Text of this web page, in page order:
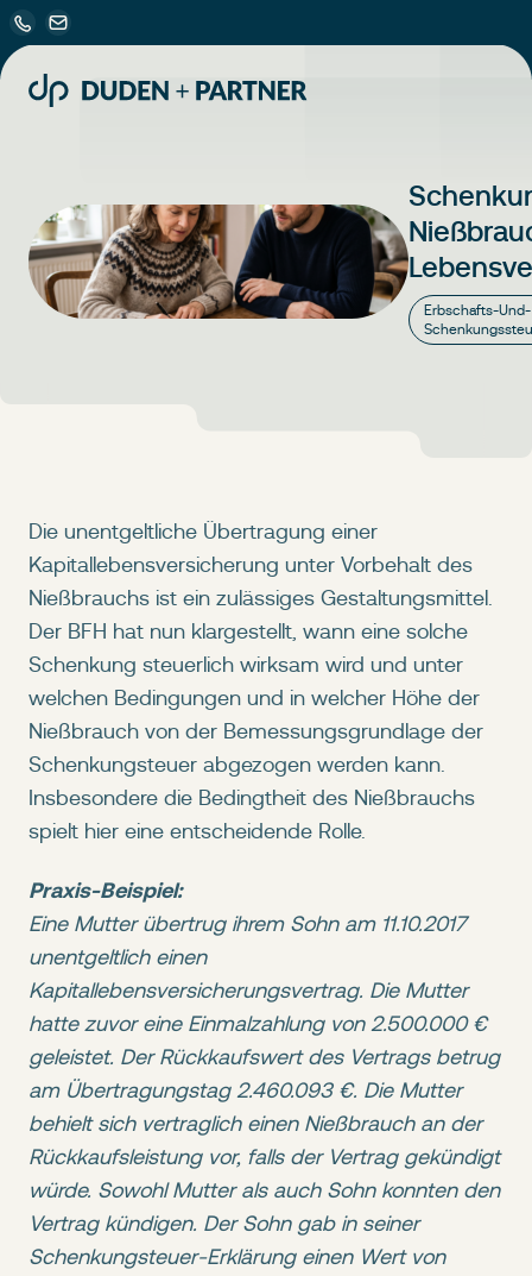
Erbschafts-Und-
Die unentgeltliche Übertragung einer
Kapitallebensversicherung unter Vorbehalt des
Nießbrauchs ist ein zulässiges Gestaltungsmittel.
Der BFH hat nun klargestellt, wann eine solche
Schenkung steuerlich wirksam wird und unter
welchen Bedingungen und in welcher Höhe der
Nießbrauch von der Bemessungsgrundlage der
Schenkungsteuer abgezogen werden kann.
Insbesondere die Bedingtheit des Nießbrauchs
spielt hier eine entscheidende Rolle.
Praxis-Beispiel:
Eine Mutter übertrug ihrem Sohn am 11.10.2017
unentgeltlich einen
Kapitallebensversicherungsvertrag. Die Mutter
hatte zuvor eine Einmalzahlung von 2.500.000 €
geleistet. Der Rückkaufswert des Vertrags betrug
am Übertragungstag 2.460.093 €. Die Mutter
behielt sich vertraglich einen Nießbrauch an der
Rückkaufsleistung vor, falls der Vertrag gekündigt
würde. Sowohl Mutter als auch Sohn konnten den
Vertrag kündigen. Der Sohn gab in seiner
Schenkungsteuer-Erklärung einen Wert von